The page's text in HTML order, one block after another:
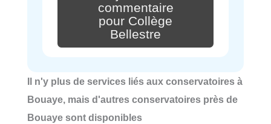
commentaire
pour Collège
Bellestre
Il n'y plus de services liés aux conservatoires à
Bouaye, mais d'autres conservatoires près de
Bouaye sont disponibles